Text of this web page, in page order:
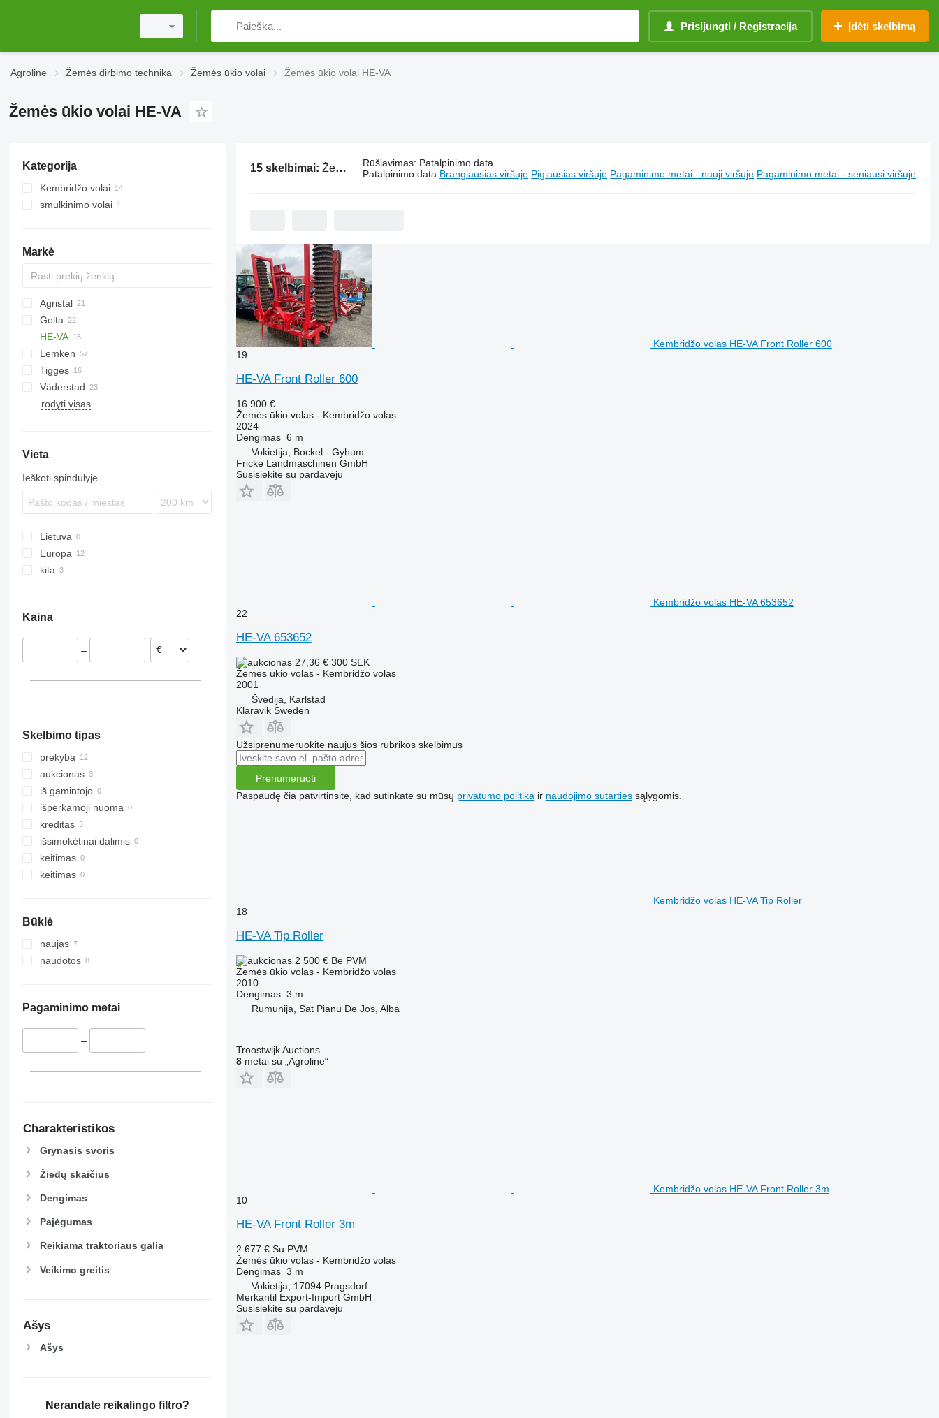
Prisijungti / Registracija Įdėti skelbimą
Agroline Žemės dirbimo technika Žemės ūkio volai Žemės ūkio volai HE-VA
Žemės ūkio volai HE-VA
Kategorija
Kembridžo volai
smulkinimo volai
Markė
Agristal
10
KW
BW
Tiger Mate
Minimax
Multiflex
Golta
HE-VA
Cultro
Optipack
Vari-Master
Lemken
VarioPack
Zirkon
Lion
Synkro
Dupe
Tigges
KL
KZK
Väderstad
Carrier
rodyti visas
Vieta
Ieškoti spindulyje
Lietuva
Europa
Rumunija
Norvegija
kita
Kaina
–
Skelbimo tipas
prekyba
aukcionas
iš gamintojo
išperkamoji nuoma
kreditas
išsimokėtinai dalimis
keitimas
keitimas
Būklė
naujas
naudotos
Pagaminimo metai
–
Charakteristikos
Grynasis svoris
Žiedų skaičius
Dengimas
Pajėgumas
Reikiama traktoriaus galia
Veikimo greitis
Ašys
Ašys
Nerandate reikalingo filtro?
15 skelbimai: Žemės ūkio volai HE-VA Rūšiavimas: Patalpinimo data
Patalpinimo data Brangiausias viršuje Pigiausias viršuje Pagaminimo metai - nauji viršuje Pagaminimo metai - seniausi viršuje
Kembridžo volas HE-VA Front Roller 600
19
HE-VA Front Roller 600
16 900 €
Žemės ūkio volas - Kembridžo volas
2024
Dengimas 6 m
Vokietija, Bockel - Gyhum
Fricke Landmaschinen GmbH
Susisiekite su pardavėju
Kembridžo volas HE-VA 653652
22
HE-VA 653652
27,36 € 300 SEK
Žemės ūkio volas - Kembridžo volas
2001
Švedija, Karlstad
Klaravik Sweden
Užsiprenumeruokite naujus šios rubrikos skelbimus
Prenumeruoti
Paspaudę čia patvirtinsite, kad sutinkate su mūsų privatumo politika ir naudojimo sutartiessąlygomis.
Kembridžo volas HE-VA Tip Roller
18
HE-VA Tip Roller
2 500 € Be PVM
Žemės ūkio volas - Kembridžo volas
2010
Dengimas 3 m
Rumunija, Sat Pianu De Jos, Alba
Troostwijk Auctions
8metai su „Agroline“
Kembridžo volas HE-VA Front Roller 3m
10
HE-VA Front Roller 3m
2 677 € Su PVM
Žemės ūkio volas - Kembridžo volas
Dengimas 3 m
Vokietija, 17094 Pragsdorf
Merkantil Export-Import GmbH
Susisiekite su pardavėju